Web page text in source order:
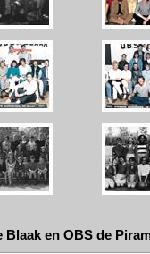
Blaak en OBS de